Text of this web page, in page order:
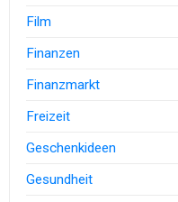
Film
Finanzen
Finanzmarkt
Freizeit
Geschenkideen
Gesundheit